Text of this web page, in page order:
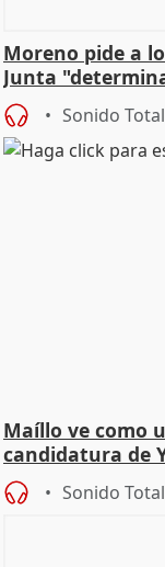
Moreno pide a
Junta
diálog
Sonido
Maíllo ve como
candidatura de
Sonido